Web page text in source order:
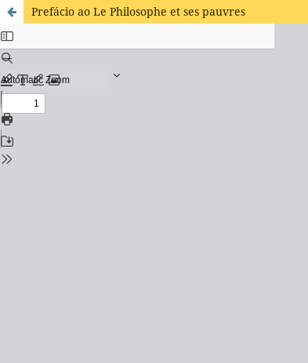
Prefácio ao Le Philosophe et ses pauvres